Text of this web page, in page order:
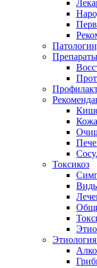
Препараты
Кожа
Токсикоз